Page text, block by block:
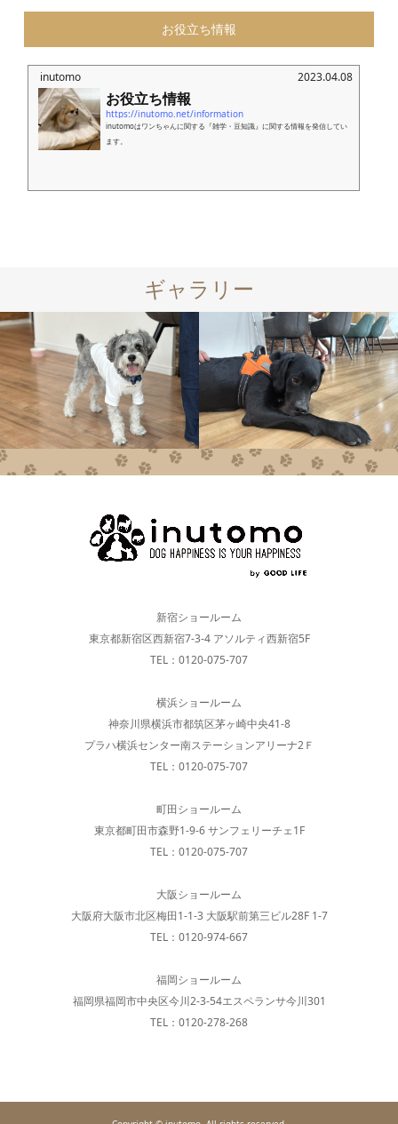
お役立ち情報
inutomo 2023.04.08
お役立ち情報
https://inutomo.net/information
inutomoはワンちゃんに関する『雑学・豆知識』に関する情報を発信してい
ます。
ギャラリー
新宿ショールーム
東京都新宿区西新宿7-3-4 アソルティ西新宿5F
TEL：0120-075-707
横浜ショールーム
神奈川県横浜市都筑区茅ヶ崎中央41-8
プラハ横浜センター南ステーションアリーナ2Ｆ
TEL：0120-075-707
町田ショールーム
東京都町田市森野1-9-6 サンフェリーチェ1F
TEL：0120-075-707
大阪ショールーム
大阪府大阪市北区梅田1-1-3 大阪駅前第三ビル28F 1-7
TEL：0120-974-667
福岡ショールーム
福岡県福岡市中央区今川2-3-54エスペランサ今川301
TEL：0120-278-268